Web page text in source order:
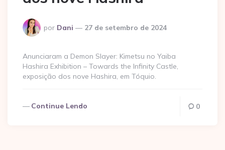
Postado
por
por Dani 27 de setembro de 2024
Anunciaram a Demon Slayer: Kimetsu no Yaiba
Hashira Exhibition – Towards the Infinity Castle,
exposição dos nove Hashira, em Tóquio.
Continue Lendo 0